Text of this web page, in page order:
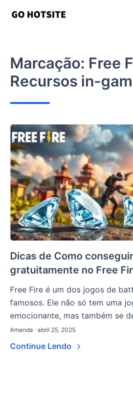
Marcação: Free
Recursos in-
Dicas de Como
gratuitamente no Free
Free Fire é um dos jogos de
famosos. Ele não só tem uma
emocionante, mas também se
Amanda · abril 25, 2025
Continue Lendo